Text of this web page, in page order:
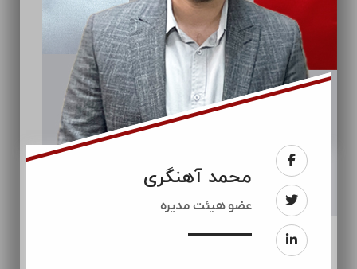
محمد آهنگری
عضو هیئت مدیره